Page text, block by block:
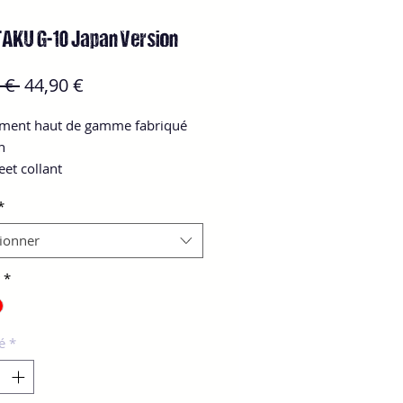
G-10 Japan Version
€ Prix
44,90 €
haut de gamme fabriqué
collant
orange 39 degrés chinois à
(50 degrés européens)
de spin
*
*